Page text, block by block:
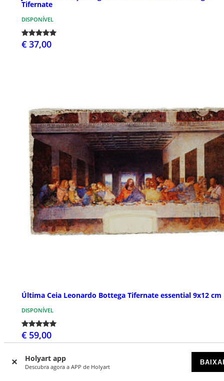
Holyart app
Descubra agora a APP de Holyart
Tifernate
DISPONÍVEL
€ 37,00
Última Ceia Leonardo Bottega Tifernate essential 9x12 cm
DISPONÍVEL
€ 59,00